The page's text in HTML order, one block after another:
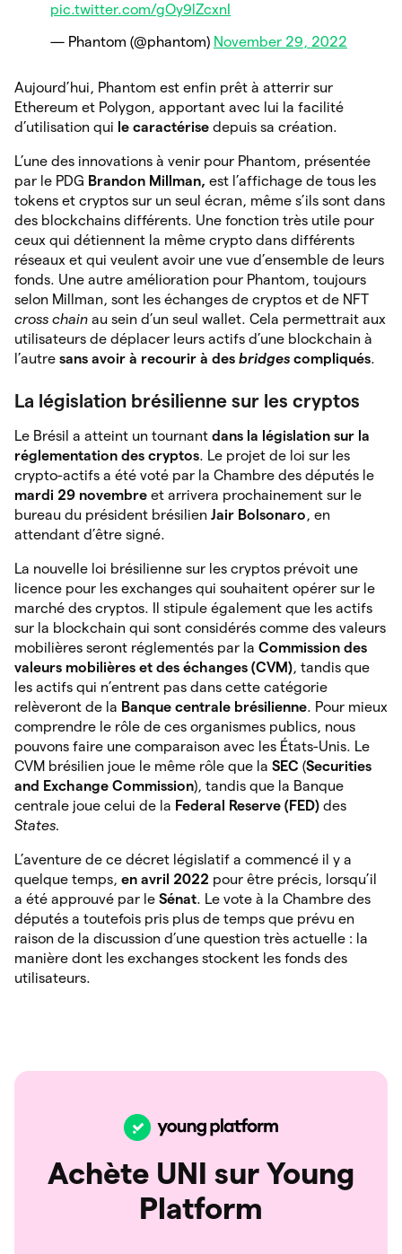
pic.twitter.com/gOy9lZcxnI
— Phantom (@phantom) November 29, 2022
Aujourd’hui, Phantom est enfin prêt à atterrir sur
Ethereum et Polygon, apportant avec lui la facilité
d’utilisation qui le caractérise depuis sa création.
L’une des innovations à venir pour Phantom, présentée
par le PDG Brandon Millman, est l’affichage de tous les
tokens et cryptos sur un seul écran, même s’ils sont dans
des blockchains différents. Une fonction très utile pour
ceux qui détiennent la même crypto dans différents
réseaux et qui veulent avoir une vue d’ensemble de leurs
fonds. Une autre amélioration pour Phantom, toujours
selon Millman, sont les échanges de cryptos et de NFT
cross chain au sein d’un seul wallet. Cela permettrait aux
utilisateurs de déplacer leurs actifs d’une blockchain à
l’autre sans avoir à recourir à des bridges compliqués.
La législation brésilienne sur les cryptos
Le Brésil a atteint un tournant dans la législation sur la
réglementation des cryptos. Le projet de loi sur les
crypto-actifs a été voté par la Chambre des députés le
mardi 29 novembre et arrivera prochainement sur le
bureau du président brésilien Jair Bolsonaro, en
attendant d’être signé.
La nouvelle loi brésilienne sur les cryptos prévoit une
licence pour les exchanges qui souhaitent opérer sur le
marché des cryptos. Il stipule également que les actifs
sur la blockchain qui sont considérés comme des valeurs
mobilières seront réglementés par la Commission des
valeurs mobilières et des échanges (CVM), tandis que
les actifs qui n’entrent pas dans cette catégorie
relèveront de la Banque centrale brésilienne. Pour mieux
comprendre le rôle de ces organismes publics, nous
pouvons faire une comparaison avec les États-Unis. Le
CVM brésilien joue le même rôle que la SEC (Securities
and Exchange Commission), tandis que la Banque
centrale joue celui de la Federal Reserve (FED) des
States.
L’aventure de ce décret législatif a commencé il y a
quelque temps, en avril 2022 pour être précis, lorsqu’il
a été approuvé par le Sénat. Le vote à la Chambre des
députés a toutefois pris plus de temps que prévu en
raison de la discussion d’une question très actuelle : la
manière dont les exchanges stockent les fonds des
utilisateurs.
Achète UNI sur Young
Platform